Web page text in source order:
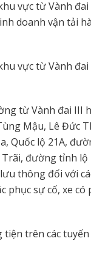
vực từ Vành
doanh vận tải
vực từ Vành
từ Vành đai III
Mậu, Lê Đức
Quốc lộ 21A,
đường tỉnh
lưu thông đối với
phục sự cố, xe
trên các